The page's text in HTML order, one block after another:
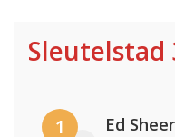
Sleutelstad
1 Ed